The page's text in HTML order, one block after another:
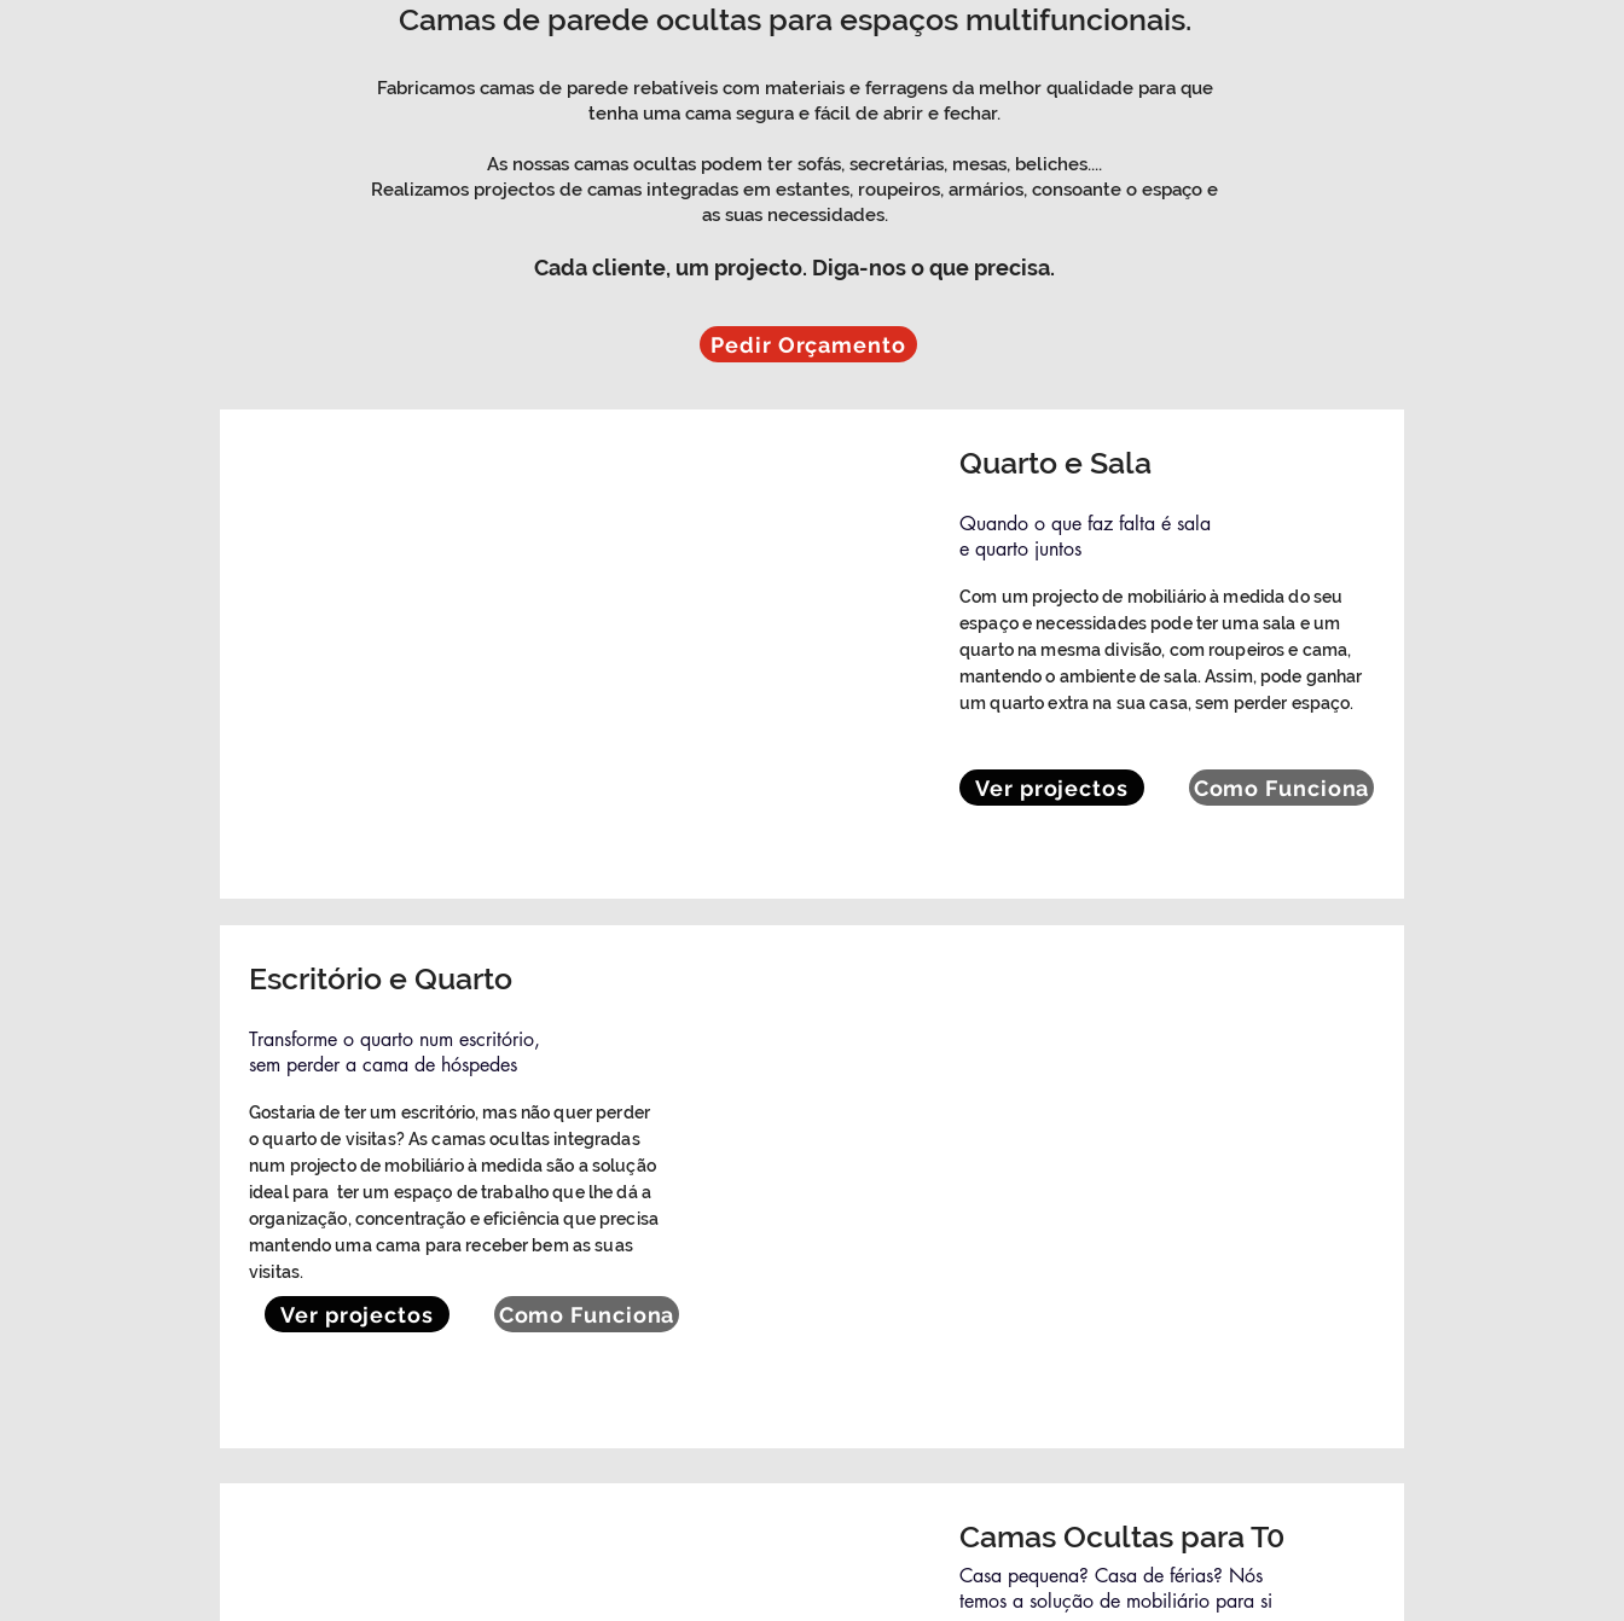
Camas de parede ocultas para espaços multifuncionais.
Fabricamos camas de parede rebatíveis com materiais e ferragens da melhor qualidade para que
tenha uma cama segura e fácil de abrir e fechar.
As nossas camas ocultas podem ter sofás, secretárias, mesas, beliches....
Realizamos projectos de camas integradas em estantes, roupeiros, armários, consoante o espaço e
as suas necessidades.
Cada cliente, um projecto. Diga-nos o que precisa.
Pedir Orçamento
Quarto e Sala
Quando o que faz falta é sala
e quarto juntos
Com um projecto de mobiliário à medida do seu
espaço e necessidades pode ter uma sala e um
quarto na mesma divisão, com roupeiros e cama,
mantendo o ambiente de sala. Assim, pode ganhar
um quarto extra na sua casa, sem perder espaço.
Ver projectos Como Funciona
Escritório e Quarto
Transforme o quarto num escritório,
sem perder a cama de hóspedes
Gostaria de ter um escritório, mas não quer perder
o quarto de visitas?As camas ocultas integradas
num projecto de mobiliário à medida são a solução
ideal para ter um espaço de trabalho que lhe dá a
organização, concentração e eficiência que precisa
mantendo uma cama para receber bem as suas
visitas.
Ver projectos Como Funciona
Camas Ocultas para T0
Casa pequena? Casa de férias? Nós
temos a solução de mobiliário para si